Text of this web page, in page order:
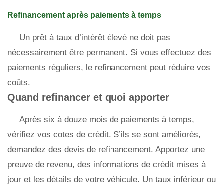
Refinancement après paiements à temps
Un prêt à taux d’intérêt élevé ne doit pas
nécessairement être permanent. Si vous effectuez des
paiements réguliers, le refinancement peut réduire vos
coûts.
Quand refinancer et quoi apporter
Après six à douze mois de paiements à temps,
vérifiez vos cotes de crédit. S’ils se sont améliorés,
demandez des devis de refinancement. Apportez une
preuve de revenu, des informations de crédit mises à
jour et les détails de votre véhicule. Un taux inférieur ou